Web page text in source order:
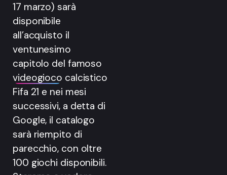
17 marzo) sarà
disponibile
all’acquisto il
ventunesimo
capitolo del famoso
videogioco calcistico
Fifa 21 e nei mesi
successivi, a detta di
Google, il catalogo
sarà riempito di
parecchio, con oltre
100 giochi disponibili.